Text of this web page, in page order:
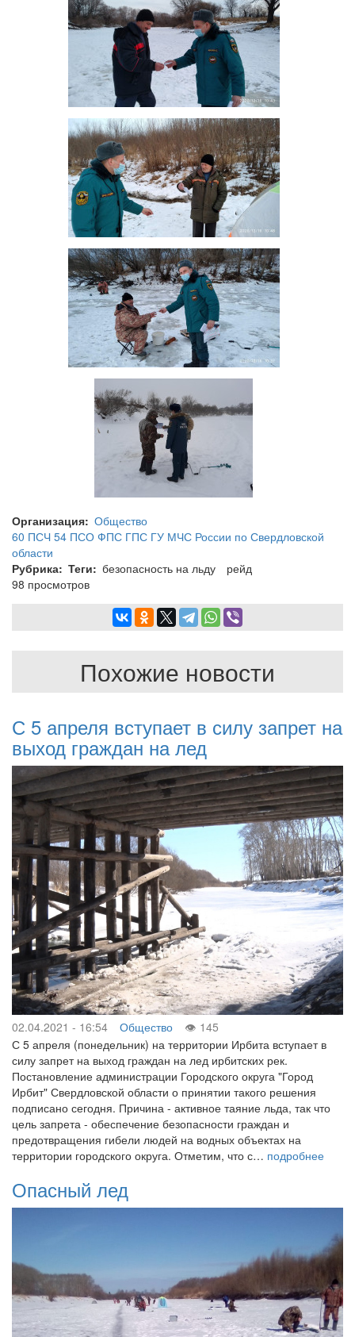
Организация
60 ПСЧ 54 ПСО ФПС ГПС ГУ МЧС России по Свердловской
области
Рубрика
Общество
Теги безопасность на льду
рейд
98 просмотров
Похожие новости
С 5 апреля вступает в силу запрет на
выход граждан на лед
02.04.2021 - 16:54 Общество
145
С 5 апреля (понедельник) на территории Ирбита вступает в
силу запрет на выход граждан на лед ирбитских рек.
Постановление администрации Городского округа "Город
Ирбит" Свердловской области о принятии такого решения
подписано сегодня. Причина - активное таяние льда, так что
цель запрета - обеспечение безопасности граждан и
предотвращения гибели людей на водных объектах на
территории городского округа. Отметим, что с… подробнее
Опасный лед